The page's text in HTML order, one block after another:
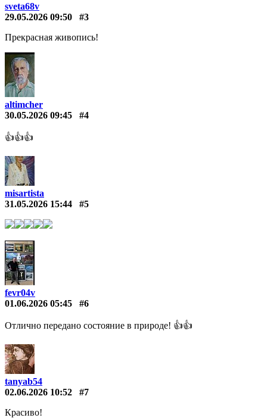
sveta68v
29.05.2026 09:50
#3
Прекрасная живопись!
altimcher
30.05.2026 09:45
#4
👍👍👍
misartista
31.05.2026 15:44
#5
fevr04v
01.06.2026 05:45
#6
Отлично передано состояние в природе! 👍👍
tanyab54
02.06.2026 10:52
#7
Красиво!